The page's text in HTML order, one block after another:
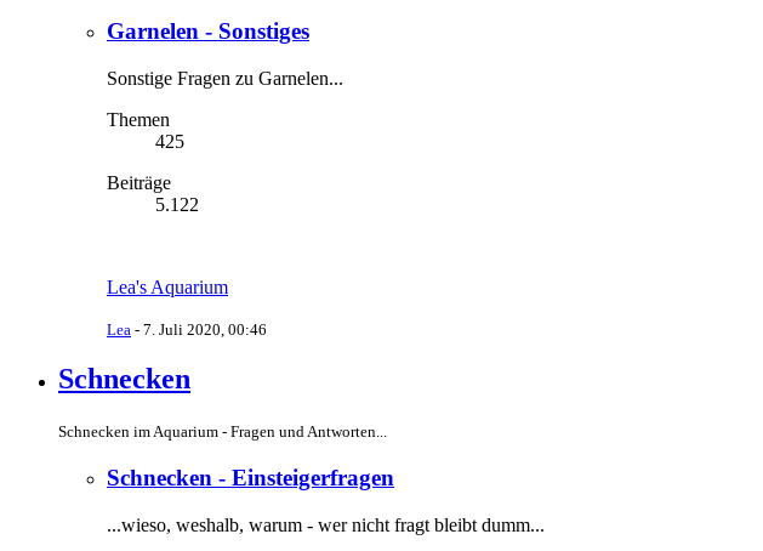
Garnelen - Sonstiges
Sonstige Fragen zu Garnelen...
Themen
425
Beiträge
5.122
Lea's Aquarium
Lea - 7. Juli 2020, 00:46
Schnecken
Schnecken im Aquarium - Fragen und Antworten...
Schnecken - Einsteigerfragen
...wieso, weshalb, warum - wer nicht fragt bleibt dumm...